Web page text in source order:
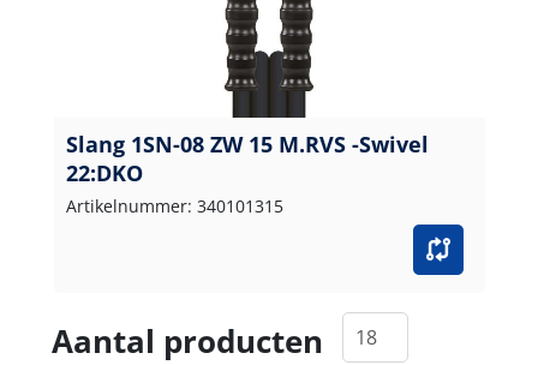
Slang 1SN-08 ZW 15 M.RVS -Swivel
22:DKO
Artikelnummer: 340101315
Aantal producten